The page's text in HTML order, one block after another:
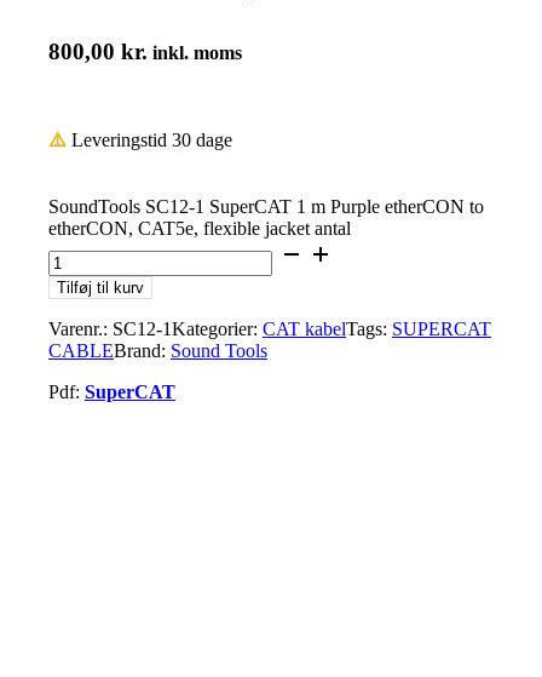
800,00 kr. inkl. moms
⚠️ Leveringstid 30 dage
SoundTools SC12-1 SuperCAT 1 m Purple etherCON to
etherCON, CAT5e, flexible jacket antal
Tilføj til kurv
Varenr.: SC12-1Kategorier: CAT kabelTags: SUPERCAT
CABLEBrand: Sound Tools
Pdf: SuperCAT